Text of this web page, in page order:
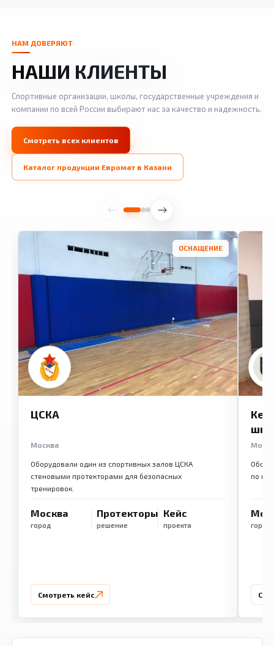
НАМ ДОВЕРЯЮТ
НАШИ КЛИЕНТЫ
Спортивные организации, школы, государственные учреждения и
компании по всей России выбирают нас за качество и надежность.
Смотреть всех клиентов
Каталог продукции Евромат в Казани
ОСНАЩЕНИЕ
ЦСКА
Москва
Оборудовали один из спортивных залов ЦСКА
стеновыми протекторами для безопасных
тренировок.
Москва
город
Протекторы
решение
Кейс
проекта
Смотреть кейс
по
город